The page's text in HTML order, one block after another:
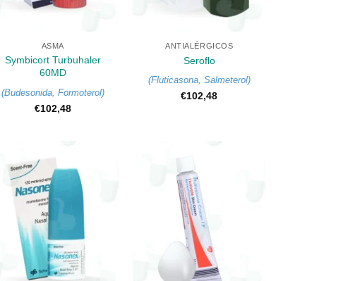
ASMA
Symbicort Turbuhaler
60MD
(Budesonida, Formoterol)
€102,48
ANTIALÉRGICOS
Seroflo
(Fluticasona, Salmeterol)
€102,48